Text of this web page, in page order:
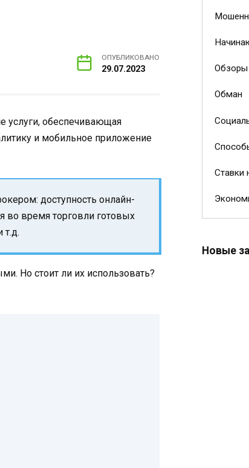
ОПУБЛИКОВАНО
29.07.2023
услуги, обеспечивающая
и мобильное приложение
доступность онлайн-
во время торговли готовых
т.д.
Но стоит ли их использовать?
Обзоры
Обман
Ставки
Новые